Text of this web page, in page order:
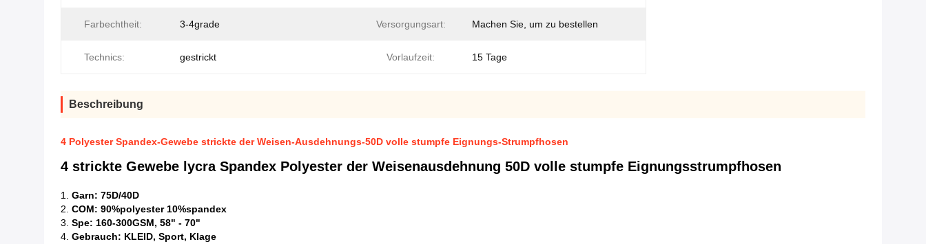
Farbechtheit: 3-4grade Versorgungsart: Machen Sie, um zu bestellen
Technics: gestrickt Vorlaufzeit: 15 Tage
Beschreibung
4 Polyester Spandex-Gewebe strickte der Weisen-Ausdehnungs-50D volle stumpfe Eignungs-Strumpfhosen
4 strickte Gewebe lycra Spandex Polyester der Weisenausdehnung 50D volle stumpfe Eignungsstrumpfhosen
1. Garn: 75D/40D
2. COM: 90%polyester 10%spandex
3. Spe: 160-300GSM, 58" - 70"
4. Gebrauch: KLEID, Sport, Klage